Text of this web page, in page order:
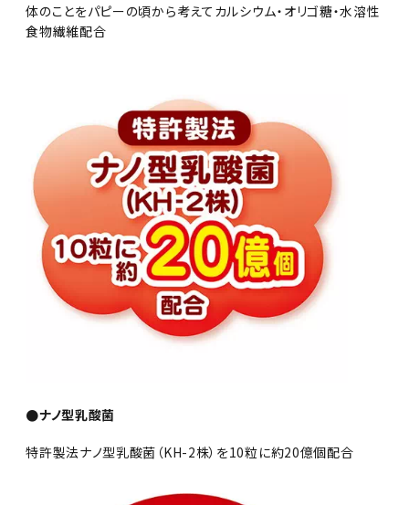
体のことをパピーの頃から考えてカルシウム・オリゴ糖・水溶性
食物繊維配合
●ナノ型乳酸菌
特許製法ナノ型乳酸菌（KH-2株）を10粒に約20億個配合